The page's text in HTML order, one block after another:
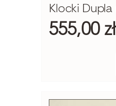
Klocki
555,00 zł